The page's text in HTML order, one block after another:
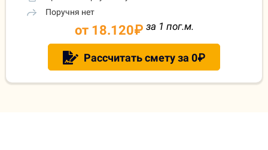
Поручня нет
от 18.120₽ за 1 пог.м.
Рассчитать смету за 0₽